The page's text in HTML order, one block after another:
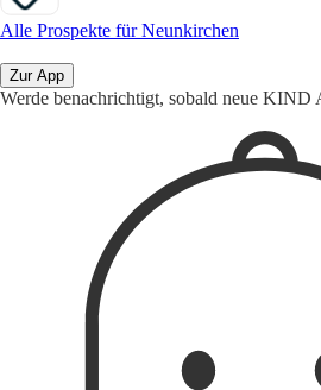
Alle Prospekte für Neunkirchen
Zur App
Werde benachrichtigt, sobald neue KIND